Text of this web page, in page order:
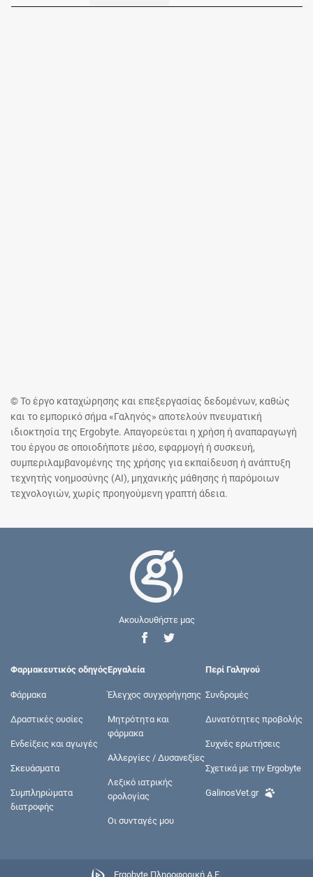
© Το έργο καταχώρησης και επεξεργασίας δεδομένων, καθώς
και το εμπορικό σήμα «Γαληνός» αποτελούν πνευματική
ιδιοκτησία της Ergobyte. Απαγορεύεται η χρήση ή αναπαραγωγή
του έργου σε οποιοδήποτε μέσο, εφαρμογή ή συσκευή,
συμπεριλαμβανομένης της χρήσης για εκπαίδευση ή ανάπτυξη
τεχνητής νοημοσύνης (AI), μηχανικής μάθησης ή παρόμοιων
τεχνολογιών, χωρίς προηγούμενη γραπτή άδεια.
Ακουλουθήστε μας
Φαρμακευτικός οδηγός
Φάρμακα
Δραστικές ουσίες
Ενδείξεις και αγωγές
Σκευάσματα
Συμπληρώματα
διατροφής
Εργαλεία
Έλεγχος συγχορήγησης
Μητρότητα και
φάρμακα
Αλλεργίες / Δυσανεξίες
Λεξικό ιατρικής
ορολογίας
Οι συνταγές μου
Περί Γαληνού
Συνδρομές
Δυνατότητες προβολής
Συχνές ερωτήσεις
Σχετικά με την Ergobyte
GalinosVet.gr
Ergobyte Πληροφορική Α.Ε.